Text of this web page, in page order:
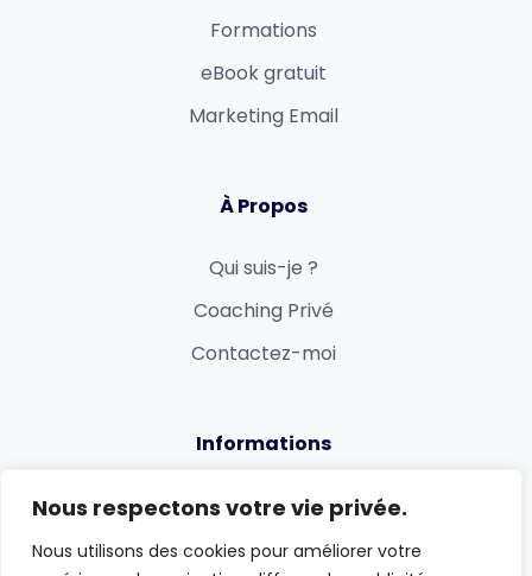
Nous respectons votre vie privée.
Nous utilisons des cookies pour améliorer votre
Formations
eBook gratuit
Marketing Email
À Propos
Qui suis-je ?
Coaching Privé
Contactez-moi
Informations
Politique de confidentialité
Conditions générales